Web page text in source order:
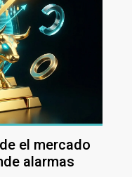
el mercado
alarmas